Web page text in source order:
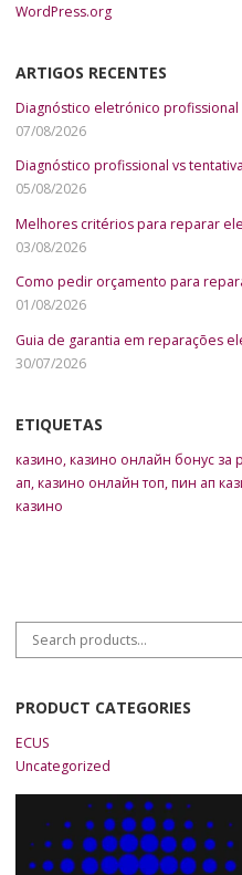
WordPress.org
ARTIGOS RECENTES
Diagnóstico eletrónico
07/08/2026
Diagnóstico profissional vs
05/08/2026
Melhores critérios para reparar
03/08/2026
Como pedir orçamento para
01/08/2026
Guia de garantia em reparações
30/07/2026
ETIQUETAS
казино,казино онлайн бонус за
ап,казино онлайн топ,пин ап
казино
Search for:
PRODUCT CATEGORIES
ECUS
Uncategorized